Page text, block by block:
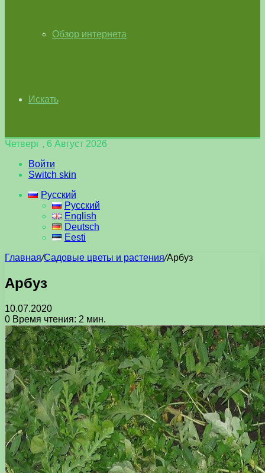
Обзор интернета
Искать
Четверг , 6 Август 2026
Войти
Switch skin
Русский
Русский
English
Deutsch
Eesti
Главная/Садовые цветы и растения/Арбуз
Арбуз
10.07.2020
0 Время чтения: 2 мин.